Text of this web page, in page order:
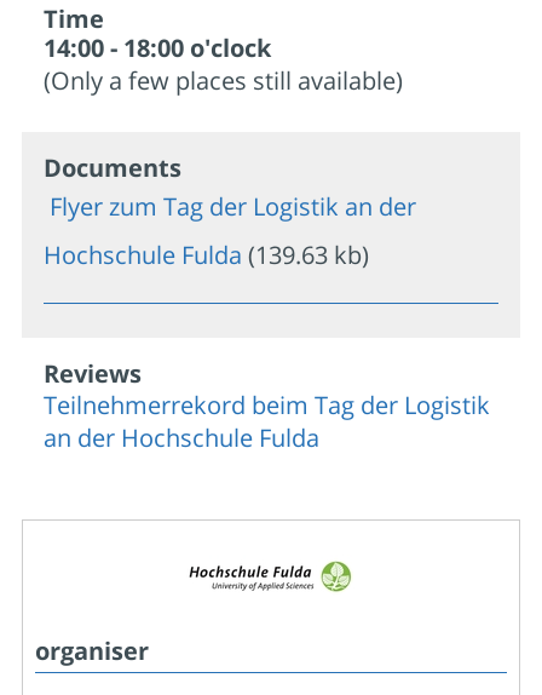
Time
14:00 - 18:00 o'clock
(Only a few places still available)
Documents
Flyer zum Tag der Logistik an der
Hochschule Fulda (139.63 kb)
Reviews
Teilnehmerrekord beim Tag der Logistik
an der Hochschule Fulda
organiser